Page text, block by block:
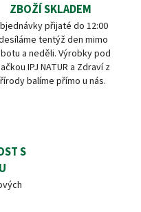
ZBOŽÍ SKLADEM
přijaté do 12:00
tentýž den mimo
a neděli. Výrobky pod
IPJ NATUR a Zdraví z
balíme přímo u nás.
S